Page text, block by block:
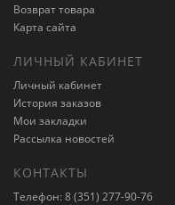
Возврат товара
Карта сайта
ЛИЧНЫЙ КАБИНЕТ
Личный кабинет
История заказов
Мои закладки
Рассылка новостей
КОНТАКТЫ
Телефон: 8 (351) 277-90-76